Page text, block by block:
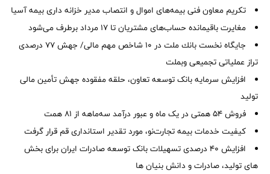
تکریم معاون فنی بیمه‌های اموال و انتصاب مدیر خزانه داری بیمه آسیا
مغایرت‌ باقیمانده حساب‌های مشتریان تا ۱۷ مرداد برطرف می‌شود
جایگاه نخست بانك ملت در 10 شاخص مهم مالی/ جهش 77 درصدی
تراز عملیاتی تجمیعی وبملت
افزایش سرمایه بانک توسعه تعاون، حلقه مفقوده جهش تأمین مالی
تولید
فروش 54 همتی در یک ماه و عبور درآمد سه‌ماهه از 81 همت
کیفیت خدمات بیمه تجارت‌نو، مورد تقدیر استانداری قم قرار گرفت
افزایش 40 درصدی تسهیلات بانک توسعه صادرات ایران برای بخش
های تولید، صادرات و دانش بنیان ها